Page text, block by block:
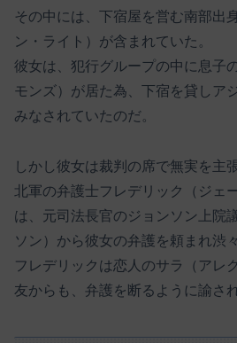
その中には、下宿屋を営む南部出
ン・ライト）が含まれていた。
彼女は、犯行グループの中に息子
モンズ）が居た為、下宿を貸しア
みなされていたのだ。
しかし彼女は裁判の席で無実を主
北軍の弁護士フレデリック（ジェ
は、元司法長官のジョンソン上院
ソン）から彼女の弁護を頼まれ渋
フレデリックは恋人のサラ（アレ
友からも、弁護を断るように諭さ